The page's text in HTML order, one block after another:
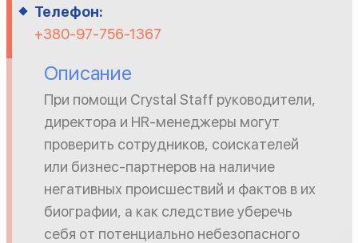
Телефон:
+380-97-756-1367
Описание
При помощи Crystal Staff руководители,
директора и HR-менеджеры могут
проверить сотрудников, соискателей
или бизнес-партнеров на наличие
негативных происшествий и фактов в их
биографии, а как следствие уберечь
себя от потенциально небезопасного